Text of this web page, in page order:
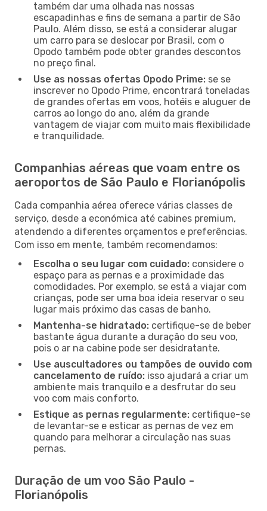
também dar uma olhada nas nossas
escapadinhas e fins de semana a partir de São
Paulo. Além disso, se está a considerar alugar
um carro para se deslocar por Brasil, com o
Opodo também pode obter grandes descontos
no preço final.
Use as nossas ofertas Opodo Prime: se se
inscrever no Opodo Prime, encontrará toneladas
de grandes ofertas em voos, hotéis e aluguer de
carros ao longo do ano, além da grande
vantagem de viajar com muito mais flexibilidade
e tranquilidade.
Companhias aéreas que voam entre os
aeroportos de São Paulo e Florianópolis
Cada companhia aérea oferece várias classes de
serviço, desde a económica até cabines premium,
atendendo a diferentes orçamentos e preferências.
Com isso em mente, também recomendamos:
Escolha o seu lugar com cuidado: considere o
espaço para as pernas e a proximidade das
comodidades. Por exemplo, se está a viajar com
crianças, pode ser uma boa ideia reservar o seu
lugar mais próximo das casas de banho.
Mantenha-se hidratado: certifique-se de beber
bastante água durante a duração do seu voo,
pois o ar na cabine pode ser desidratante.
Use auscultadores ou tampões de ouvido com
cancelamento de ruído: isso ajudará a criar um
ambiente mais tranquilo e a desfrutar do seu
voo com mais conforto.
Estique as pernas regularmente: certifique-se
de levantar-se e esticar as pernas de vez em
quando para melhorar a circulação nas suas
pernas.
Duração de um voo São Paulo -
Florianópolis